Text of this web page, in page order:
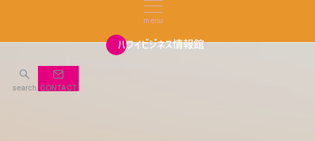
menu
search CONTACT